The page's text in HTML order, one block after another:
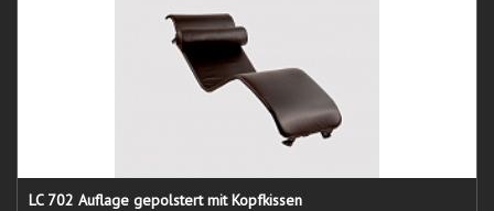
LC 702 Auflage gepolstert mit Kopfkissen